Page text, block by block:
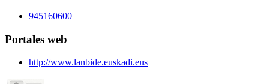
945160600
Portales web
http://www.lanbide.euskadi.eus